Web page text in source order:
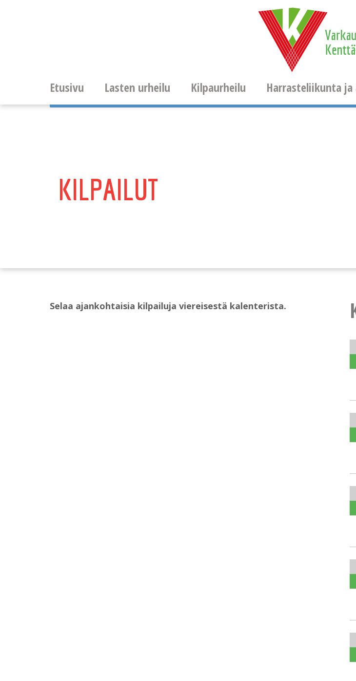
Etusivu Lasten urheilu Kilpaurheilu Harrasteliikunta
KILPAILUT
Selaa ajankohtaisia kilpailuja viereisestä kalenterista.